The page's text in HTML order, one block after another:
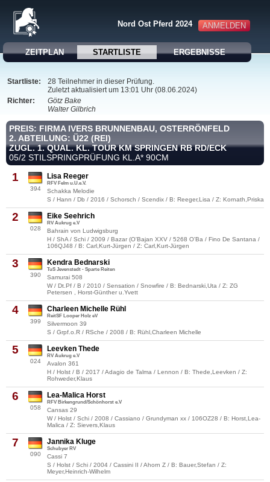
ANMELDEN
Nord Ost Pferd 2024
ZEITPLAN STARTLISTE ERGEBNISSE
Startliste:
28 Teilnehmer in dieser Prüfung.
Zuletzt aktualisiert um 13:01 Uhr (08.06.2024)
Richter:
Götz Bake
Walter Gilbrich
PREIS: FIRMA IVERS BRUNNENBAU, OSTERRÖNFELD
2. ABTEILUNG: Ü22 (REI)
ZUGL. 1. QUAL. KL. TOUR KM SPRINGEN RB RD/ECK
05/2 STILSPRINGPRÜFUNG KL.A* 90CM
1
394
Lisa Reeger
RFV Felm u.U.e.V.
Schakka Melodie
S / Hann / Db / 2016 / Schorsch / Scendix / B: Reeger,Lisa / Z: Kornath,Priska
2
028
Eike Seehrich
RV Aukrug e.V
Bahrain von Ludwigsburg
H / ShA / Schi / 2009 / Bazar (O'Bajan XXV / 5268 O'Ba / Fino De Santana /
106QJ48 / B: Carl,Kurt-Jürgen / Z: Carl,Kurt-Jürgen
3
390
Kendra Bednarski
TuS Jevenstedt - Sparte Reiten
Samurai 508
W / Dt.Pf / B / 2010 / Sensation / Snowfire / B: Bednarski,Uta / Z: ZG
Petersen , Horst-Günther u.Yvett
4
399
Charleen Michelle Rühl
ReitSF Looper Holz eV
Silvermoon 39
S / Grpf.o.R / RSche / 2008 / B: Rühl,Charleen Michelle
5
024
Leevken Thede
RV Aukrug e.V
Avalon 361
H / Holst / B / 2017 / Adagio de Talma / Lennon / B: Thede,Leevken / Z:
Rohweder,Klaus
6
058
Lea-Malica Horst
RFV Birkengrund/Schönhorst e.V
Cansas 29
W / Holst / Schi / 2008 / Cassiano / Grundyman xx / 106OZ28 / B: Horst,Lea-
Malica / Z: Sievers,Klaus
7
090
Jannika Kluge
Schubyer RV
Cassi 7
S / Holst / Schi / 2004 / Cassini II / Ahorn Z / B: Bauer,Stefan / Z:
Meyer,Heinrich-Wilhelm